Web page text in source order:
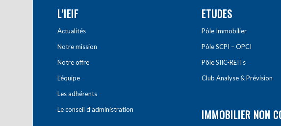
L’IEIF
Actualités
Notre mission
Notre offre
L’équipe
Les adhérents
Le conseil d’administration
ETUDES
Pôle Immobilier
Pôle SCPI – OPCI
Pôle SIIC-REITs
Club Analyse & Prévision
IMMOBILIER NON